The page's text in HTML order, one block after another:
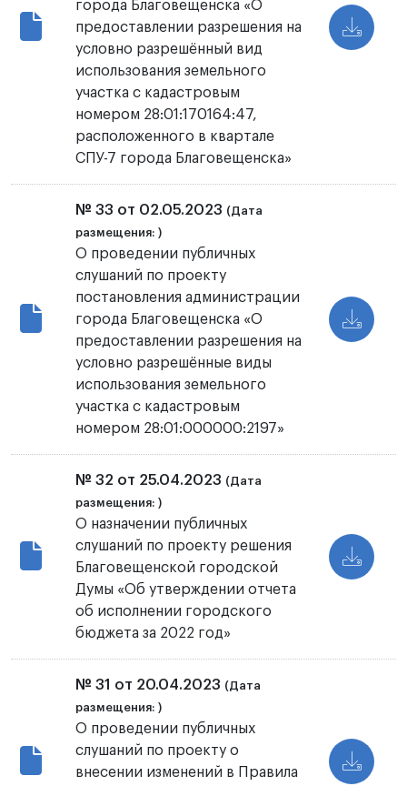
города Благовещенска «О
предоставлении разрешения на
условно разрешённый вид
использования земельного
участка с кадастровым
номером 28:01:170164:47,
расположенного в квартале
СПУ-7 города Благовещенска»
№ 33 от 02.05.2023 (Дата
размещения: )
О проведении публичных
слушаний по проекту
постановления администрации
города Благовещенска «О
предоставлении разрешения на
условно разрешённые виды
использования земельного
участка с кадастровым
номером 28:01:000000:2197»
№ 32 от 25.04.2023 (Дата
размещения: )
О назначении публичных
слушаний по проекту решения
Благовещенской городской
Думы «Об утверждении отчета
об исполнении городского
бюджета за 2022 год»
№ 31 от 20.04.2023 (Дата
размещения: )
О проведении публичных
слушаний по проекту о
внесении изменений в Правила